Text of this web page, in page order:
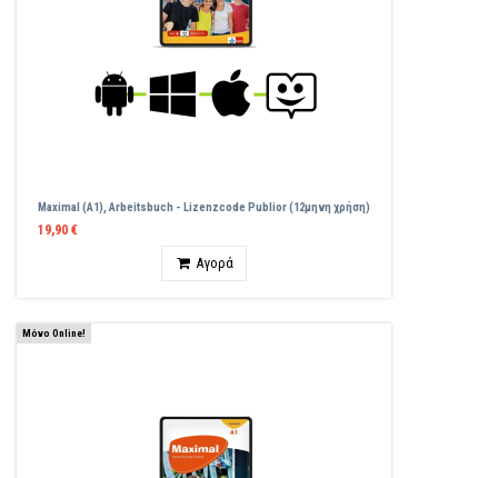
Maximal (A1), Arbeitsbuch - Lizenzcode Publior (12μηνη χρήση)
19,90 €
Αγορά
Μόνο Online!